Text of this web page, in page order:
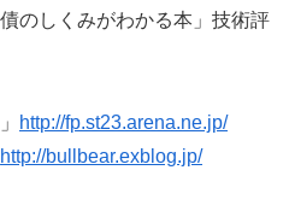
のしくみがわかる本」技術評
http://fp.st23.arena.ne.jp/
http://bullbear.exblog.jp/